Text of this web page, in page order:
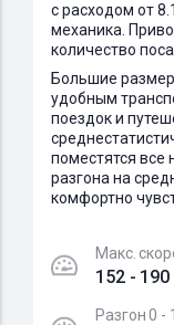
с расходом от
механика.
количество
Большие
удобным
поездок и
поместятся
разгона на
комфортно
Макс.
152 -
Разгон 0 -